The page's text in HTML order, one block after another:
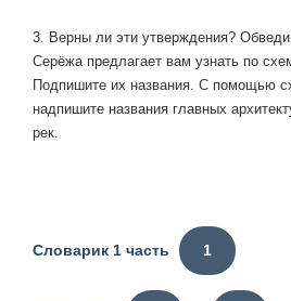
3. Верны ли эти утверждения?
Серёжа предлагает вам узнать по
Подпишите их названия. С помощью
надпишите названия главных
рек.
Словарик 1 часть 1